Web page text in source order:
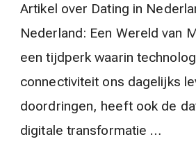
Artikel over Dating in
Nederland: Een Wereld van
een tijdperk waarin
connectiviteit ons dagelijks
doordringen, heeft ook de
digitale transformatie …